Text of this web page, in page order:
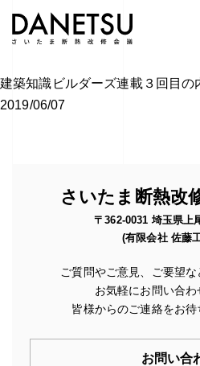
建築知識ビルダーズ連載３回目の
2019/06/07
さいたま断熱改
〒362-0031 埼玉県上
(有限会社 佐藤
ご質問やご意見、ご要望
お気軽にお問い合わ
皆様からのご連絡をお待
お問い合